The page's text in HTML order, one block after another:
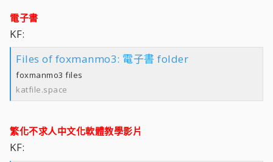
電子書
KF:
Files of foxmanmo3: 電子書 folder
foxmanmo3 files
katfile.space
繁化不求人中文化軟體教學影片
KF: